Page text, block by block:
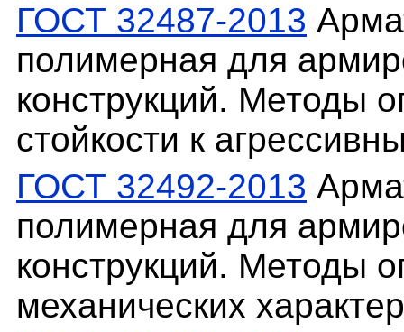
ГОСТ 32487-2013
полимерная для
конструкций. Методы
стойкости к
ГОСТ 32492-2013
полимерная для
конструкций. Методы
механических